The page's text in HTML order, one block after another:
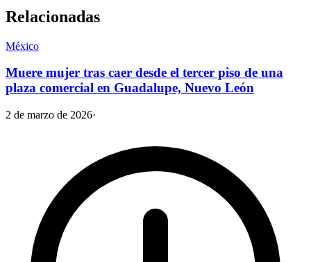
Relacionadas
México
Muere mujer tras caer desde el tercer piso de una
plaza comercial en Guadalupe, Nuevo León
2 de marzo de 2026·